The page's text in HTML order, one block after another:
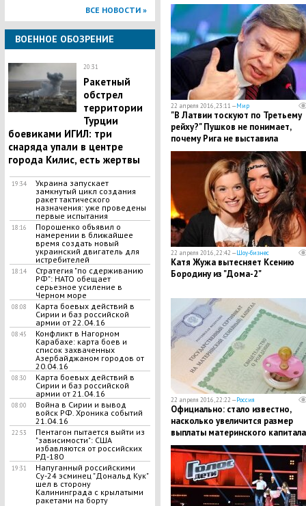
ВСЕ НОВОСТИ »
ВОЕННОЕ ОБОЗРЕНИЕ
20:31
Ракетный
обстрел
территории
Турции
боевиками ИГИЛ: три
снаряда упали в центре
города Килис, есть жертвы
19:34
Украина запускает
замкнутый цикл создания
ракет тактического
назначения: уже проведены
первые испытания
18:16
Порошенко объявил о
намерении в ближайшее
время создать новый
украинский двигатель для
истребителей
18:14
Стратегия "по сдерживанию
РФ": НАТО обещает
серьезное усиление в
Черном море
08:08
Карта боевых действий в
Сирии и баз российской
армии от 22.04.16
08:45
Конфликт в Нагорном
Карабахе: карта боев и
список захваченных
Азербайджаном городов от
20.04.16
08:30
Карта боевых действий в
Сирии и баз российской
армии от 21.04.16
08:00
Война в Сирии и вывод
войск РФ. Хроника событий
21.04.16
22:53
Пентагон пытается выйти из
"зависимости": США
избавляются от российских
РД-180
19:31
Напуганный российскими
Су-24 эсминец "Дональд Кук"
шел в сторону
Калининграда с крылатыми
ракетами на борту
22 апреля 2016, 23:11 —Мир
"В Латвии тоскуют по Третьему
рейху?" Пушков не понимает,
почему Рига не выставила
претензии к Германии за
22 апреля 2016, 22:42 —Шоу-бизнес
Катя Жужа вытесняет Ксению
Бородину из "Дома-2"
22 апреля 2016, 22:22 —Россия
Официально: стало известно,
насколько увеличится размер
выплаты материнского капитала